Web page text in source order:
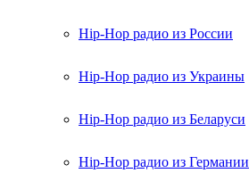
Hip-Hop радио из России
Hip-Hop радио из Украины
Hip-Hop радио из Беларуси
Hip-Hop радио из Германии